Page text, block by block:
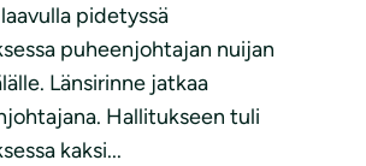
pidetyssä
puheenjohtajan nuijan
Länsirinne jatkaa
Hallitukseen tuli
kaksi...